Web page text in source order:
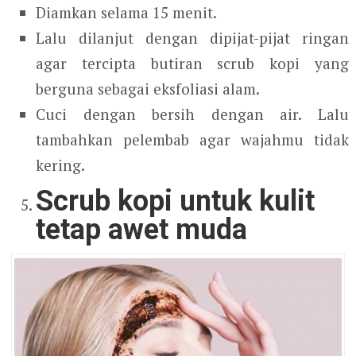
Diamkan selama 15 menit.
Lalu dilanjut dengan dipijat-pijat ringan
agar tercipta butiran scrub kopi yang
berguna sebagai eksfoliasi alam.
Cuci dengan bersih dengan air. Lalu
tambahkan pelembab agar wajahmu tidak
kering.
Scrub kopi untuk kulit
tetap awet muda